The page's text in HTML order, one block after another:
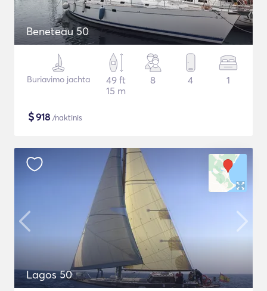
Beneteau 50
Buriavimo jachta
49 ft
15 m
8 4 1
$918 /naktinis
Lagos 50